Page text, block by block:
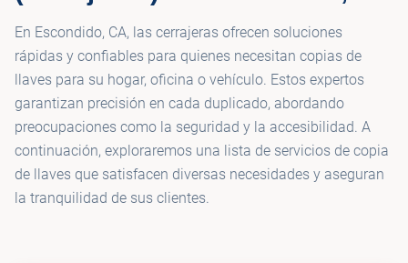
En Escondido, CA, las cerrajeras ofrecen soluciones
rápidas y confiables para quienes necesitan copias de
llaves para su hogar, oficina o vehículo. Estos expertos
garantizan precisión en cada duplicado, abordando
preocupaciones como la seguridad y la accesibilidad. A
continuación, exploraremos una lista de servicios de copia
de llaves que satisfacen diversas necesidades y aseguran
la tranquilidad de sus clientes.